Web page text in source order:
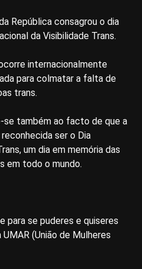
República consagrou o dia
da Visibilidade Trans.
internacionalmente
para colmatar a falta de
trans.
se também ao facto de que a
ser o Dia
um dia em memória das
em todo o mundo.
se puderes e quiseres
(União de Mulheres